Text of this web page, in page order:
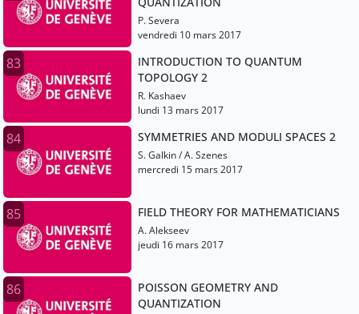
P. Severa
vendredi 10 mars 2017
83
INTRODUCTION TO QUANTUM
TOPOLOGY 2
R. Kashaev
lundi 13 mars 2017
84 SYMMETRIES AND MODULI SPACES 2
S. Galkin / A. Szenes
mercredi 15 mars 2017
85 FIELD THEORY FOR MATHEMATICIANS
A. Alekseev
jeudi 16 mars 2017
86
POISSON GEOMETRY AND
QUANTIZATION